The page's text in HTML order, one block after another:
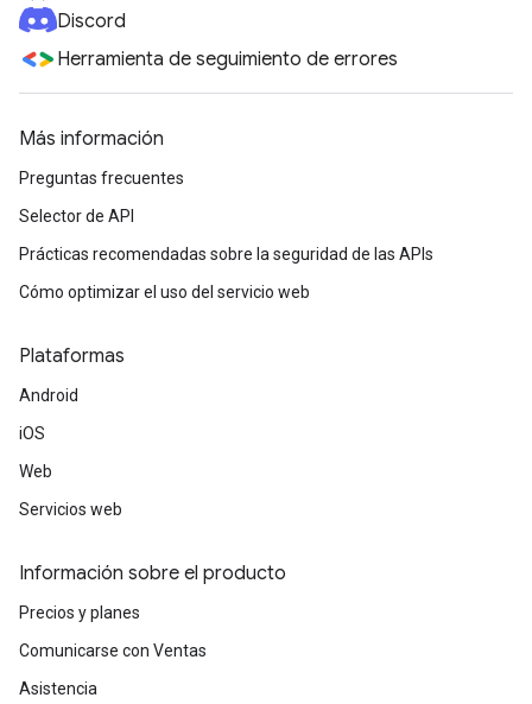
Discord
Herramienta de seguimiento de errores
Más información
Preguntas frecuentes
Selector de API
Prácticas recomendadas sobre la seguridad de las APIs
Cómo optimizar el uso del servicio web
Plataformas
Android
iOS
Web
Servicios web
Información sobre el producto
Precios y planes
Comunicarse con Ventas
Asistencia